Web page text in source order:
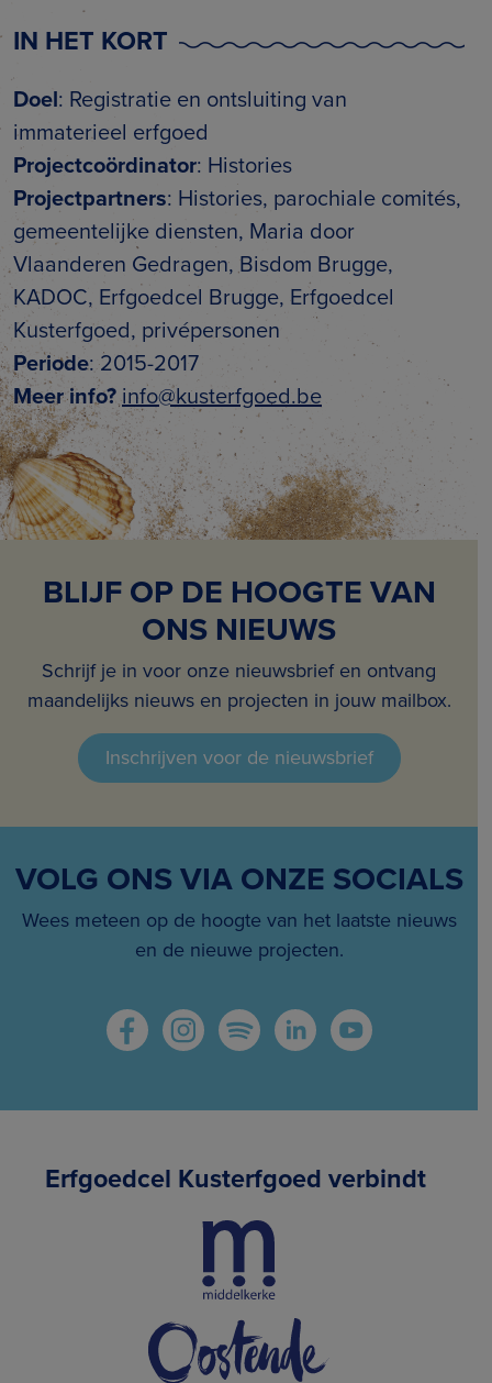
IN HET KORT
Doel: Registratie en ontsluiting van
immaterieel erfgoed
Projectcoördinator: Histories
Projectpartners: Histories, parochiale comités,
gemeentelijke diensten, Maria door
Vlaanderen Gedragen, Bisdom Brugge,
KADOC, Erfgoedcel Brugge, Erfgoedcel
Kusterfgoed, privépersonen
Periode: 2015-2017
Meer info? info@kusterfgoed.be
BLIJF OP DE HOOGTE VAN
ONS NIEUWS
Schrijf je in voor onze nieuwsbrief en ontvang
maandelijks nieuws en projecten in jouw mailbox.
Inschrijven voor de nieuwsbrief
VOLG ONS VIA ONZE SOCIALS
Wees meteen op de hoogte van het laatste nieuws
en de nieuwe projecten.
Erfgoedcel Kusterfgoed verbindt